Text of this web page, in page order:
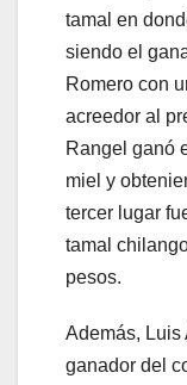
tamal en
siendo el
Romero con
acreedor al
Rangel ganó
miel y
tercer lugar
tamal
pesos.
Además, Luis
ganador del